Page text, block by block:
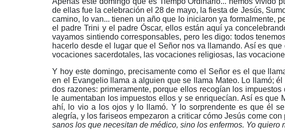
de ellas fue la celebración el 28 de mayo, la fiesta de Jesús,
camino, lo van... tienen un año que lo iniciaron ya formalmente,
el padre Trini y el padre Óscar, ellos están aquí ya
vayamos sintiendo corresponsables, pero les digo: todos
hacerlo desde el lugar que el Señor nos va llamando. Así es
vocaciones sacerdotales, las vocaciones religiosas, las
Y hoy este domingo, precisamente como el Señor es el que
en el Evangelio llama a alguien que se llama Mateo. Lo llamó;
dos razones: primeramente, porque ellos recogían los
le aumentaban los impuestos ellos y se enriquecían. Así es
ahí, lo vio a los ojos y lo llamó. Y lo sorprendente es que él
alegría, y los fariseos empezaron a criticar cómo Jesús come
sanos los que necesitan de médico, sino los enfermos. Yo quiero